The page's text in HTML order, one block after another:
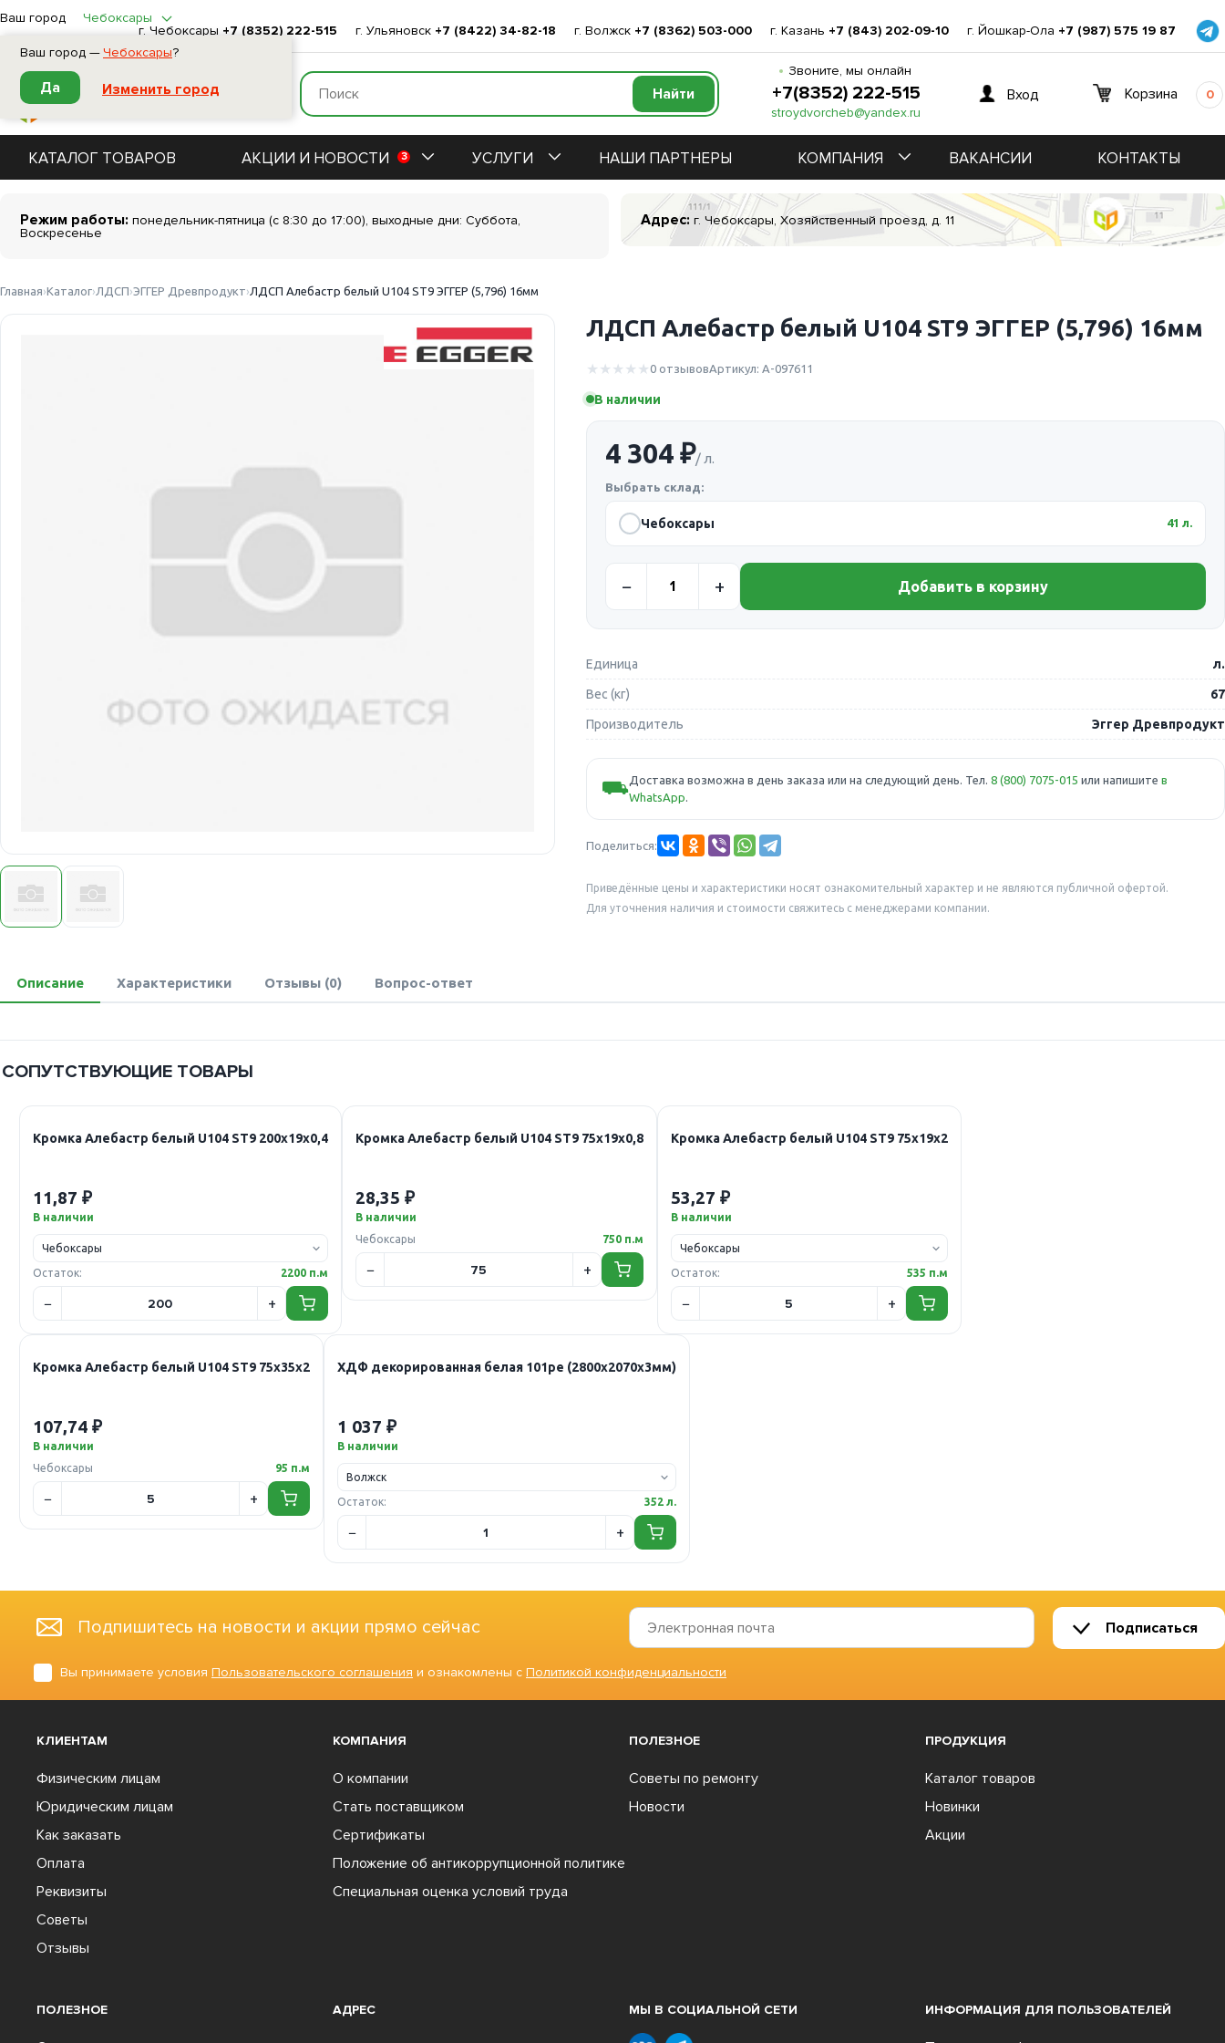
Ваш город —Чебоксары?
Да Изменить город
Ваш город
Чебоксары
г. Чебоксары +7 (8352) 222-515 г. Ульяновск +7 (8422) 34-82-18 г. Волжск +7 (8362) 503-000 г. Казань +7 (843) 202-09-10 г. Йошкар-Ола +7 (987) 575 19 87
Звоните, мы онлайн
+7(8352) 222-515
stroydvorcheb@yandex.ru
Вход Корзина 0
КАТАЛОГ ТОВАРОВ АКЦИИ И НОВОСТИ 3 УСЛУГИ НАШИ ПАРТНЕРЫ КОМПАНИЯ ВАКАНСИИ КОНТАКТЫ
Режим работы: понедельник-пятница (с 8:30 до 17:00), выходные дни: Суббота,
Воскресенье
Адрес: г. Чебоксары, Хозяйственный проезд, д. 11
Главная Каталог ЛДСП ЭГГЕР Древпродукт ЛДСП Алебастр белый U104 ST9 ЭГГЕР (5,796) 16мм
ЛДСП Алебастр белый U104 ST9 ЭГГЕР (5,796) 16мм
0 отзывовАртикул: А-097611
В наличии
4 304 ₽/ л.
Выбрать склад:
Чебоксары 41 л.
Добавить в корзину
Единица л.
Вес (кг) 67
Производитель Эггер Древпродукт
⛟Доставка возможна в день заказа или на следующий день. Тел.8 (800) 7075-015 или напишитев
WhatsApp.
Поделиться:
Приведённые цены и характеристики носят ознакомительный характер и не являются публичной офертой.
Для уточнения наличия и стоимости свяжитесь с менеджерами компании.
Описание Характеристики Отзывы (0) Вопрос-ответ
СОПУТСТВУЮЩИЕ ТОВАРЫ
Кромка Алебастр белый U104 ST9 200х19х0,4
11,87 ₽
В наличии
Остаток: 2200 п.м
Кромка Алебастр белый U104 ST9 75х19х0,8
28,35 ₽
В наличии
Чебоксары
750 п.м
Кромка Алебастр белый U104 ST9 75х19х2
53,27 ₽
В наличии
Остаток: 535 п.м
Кромка Алебастр белый U104 ST9 75х35х2
107,74 ₽
В наличии
Чебоксары
95 п.м
ХДФ декорированная белая 101ре (2800х2070х3мм)
1 037 ₽
В наличии
Остаток: 352 л.
Подпишитесь на новости и акции прямо сейчас Подписаться
Вы принимаете условия Пользовательского соглашения и ознакомлены с Политикой конфиденциальности
КЛИЕНТАМ
Физическим лицам
Юридическим лицам
Как заказать
Оплата
Реквизиты
Советы
Отзывы
КОМПАНИЯ
О компании
Стать поставщиком
Сертификаты
Положение об антикоррупционной политике
Специальная оценка условий труда
ПОЛЕЗНОЕ
Советы по ремонту
Новости
ПРОДУКЦИЯ
Каталог товаров
Новинки
Акции
ПОЛЕЗНОЕ АДРЕС МЫ В СОЦИАЛЬНОЙ СЕТИ ИНФОРМАЦИЯ ДЛЯ ПОЛЬЗОВАТЕЛЕЙ